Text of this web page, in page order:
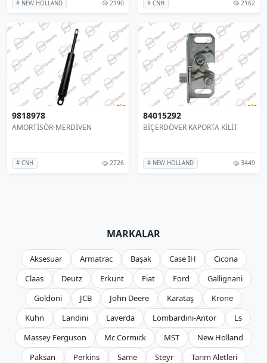
# NEW HOLLAND 2190 # CNH 2162
9818978
AMORTİSÖR-MERDİVEN
# CNH 2726
84015292
BİÇERDÖVER KAPORTA KİLİT
# NEW HOLLAND 3449
MARKALAR
Aksesuar Armatrac Başak Case IH
Cicoria
Claas
Deutz Erkunt Fiat Ford
Gallignani
Goldoni
JCB John Deere Karataş
Krone
Kuhn
Landini Laverda Lombardini-Antor
Ls
Massey Ferguson
Mc Cormıck MST
New Holland
Paksan
Perkins Same Steyr
Tarım Aletleri